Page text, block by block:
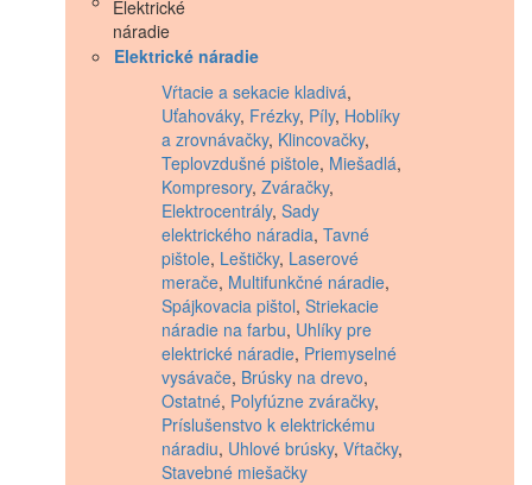
Elektrické náradie
Vŕtacie a sekacie kladivá,
Uťahováky, Frézky, Píly, Hoblíky
a zrovnávačky, Klincovačky,
Teplovzdušné pištole, Miešadlá,
Kompresory, Zváračky,
Elektrocentrály, Sady
elektrického náradia, Tavné
pištole, Leštičky, Laserové
merače, Multifunkčné náradie,
Spájkovacia pištol, Striekacie
náradie na farbu, Uhlíky pre
elektrické náradie, Priemyselné
vysávače, Brúsky na drevo,
Ostatné, Polyfúzne zváračky,
Príslušenstvo k elektrickému
náradiu, Uhlové brúsky, Vŕtačky,
Stavebné miešačky